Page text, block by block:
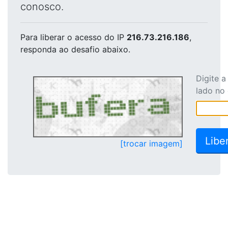
conosco.
Para liberar o acesso do IP 216.73.216.186,
responda ao desafio abaixo.
[trocar imagem]
Digite
lado no